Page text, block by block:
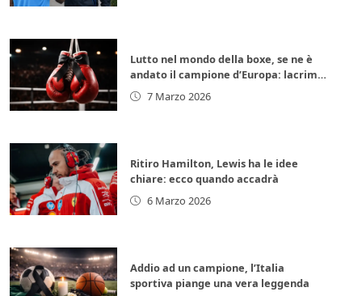
Lutto nel mondo della boxe, se ne è
andato il campione d’Europa: lacrime
per la leggenda italiana
7 Marzo 2026
Ritiro Hamilton, Lewis ha le idee
chiare: ecco quando accadrà
6 Marzo 2026
Addio ad un campione, l’Italia
sportiva piange una vera leggenda